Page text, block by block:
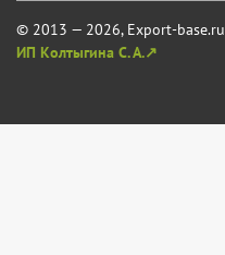
© 2013 — 2026, Export-base.ru
ИП Колтыгина С. А.↗